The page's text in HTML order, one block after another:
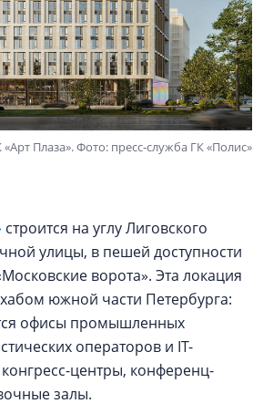
Плаза». Фото: пресс-служба ГК «Полис»
строится на углу Лиговского
улицы, в пешей доступности
ворота». Эта локация
южной части Петербурга:
офисы промышленных
операторов и IT-
центры, конференц-
залы.